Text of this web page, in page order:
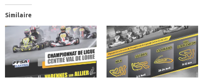
Similaire